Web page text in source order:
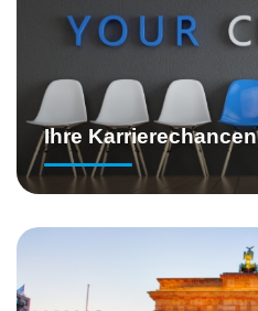
Ihre Karrierechancen